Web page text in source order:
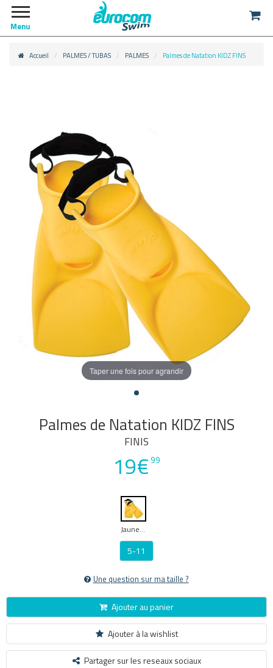
Menu
Accueil PALMES / TUBAS PALMES Palmes de Natation KIDZ FINS
Taper une fois pour agrandir
Palmes de Natation KIDZ FINS
FINIS
19€ 99
Jaune Moyen
5-11
Une question sur ma taille ?
Ajouter au panier
Ajouter à la wishlist
Partager sur les reseaux sociaux